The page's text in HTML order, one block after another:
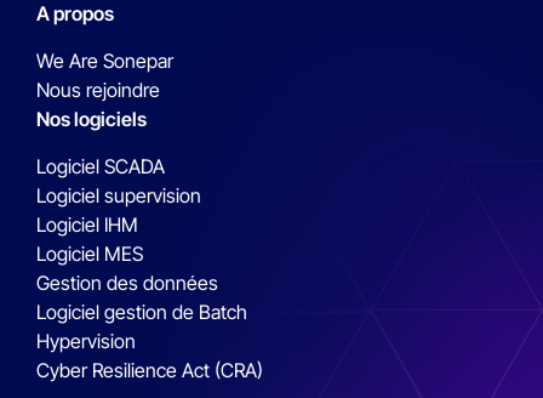
A propos
We Are Sonepar
Nous rejoindre
Nos logiciels
Logiciel SCADA
Logiciel supervision
Logiciel IHM
Logiciel MES
Gestion des données
Logiciel gestion de Batch
Hypervision
Cyber Resilience Act (CRA)